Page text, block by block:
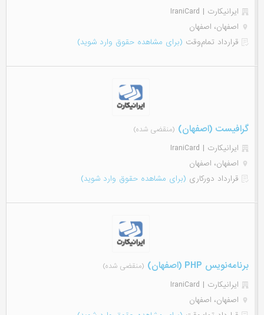
ایرانیکارت | IraniCard
اصفهان، اصفهان
قرارداد تمام‌وقت (برای مشاهده حقوق وارد شوید)
گرافیست (اصفهان) (منقضی شده)
ایرانیکارت | IraniCard
اصفهان، اصفهان
قرارداد دورکاری (برای مشاهده حقوق وارد شوید)
برنامه‌نویس PHP (اصفهان) (منقضی شده)
ایرانیکارت | IraniCard
اصفهان، اصفهان